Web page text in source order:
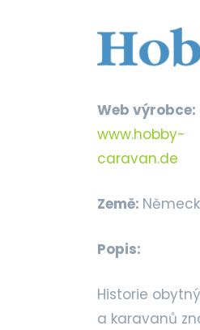
Web výrobce:
www.hobby-
caravan.de
Země:
Popis:
Historie
a karavanů